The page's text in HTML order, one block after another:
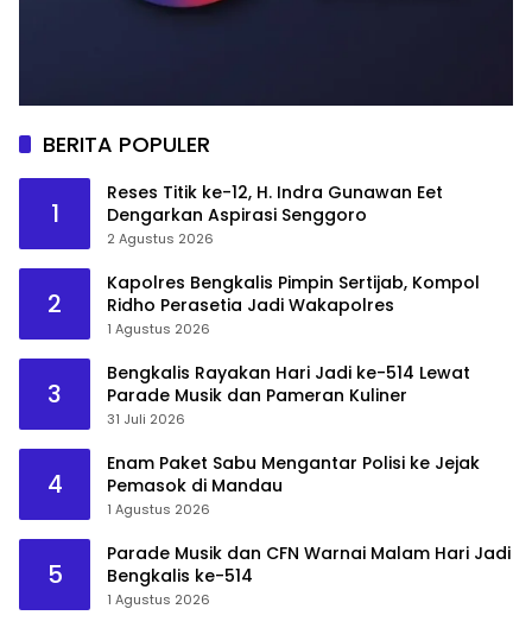
BERITA POPULER
1
Reses Titik ke-12, H. Indra Gunawan Eet
Dengarkan Aspirasi Senggoro
2 Agustus 2026
2
Kapolres Bengkalis Pimpin Sertijab, Kompol
Ridho Perasetia Jadi Wakapolres
1 Agustus 2026
3
Bengkalis Rayakan Hari Jadi ke-514 Lewat
Parade Musik dan Pameran Kuliner
31 Juli 2026
4
Enam Paket Sabu Mengantar Polisi ke Jejak
Pemasok di Mandau
1 Agustus 2026
5
Parade Musik dan CFN Warnai Malam Hari Jadi
Bengkalis ke-514
1 Agustus 2026